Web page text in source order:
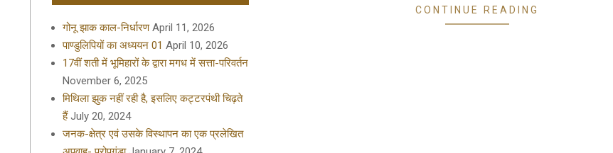
CONTINUE READING
गोनू झाक काल-निर्धारण April 11, 2026
पाण्डुलिपियों का अध्ययन 01 April 10, 2026
17वीं शती में भूमिहारों के द्वारा मगध में सत्ता-परिवर्तन
November 6, 2025
मिथिला झुक नहीं रही है, इसलिए कट्टरपंथी चिढ़ते
हैं July 20, 2024
जनक-क्षेत्र एवं उसके विस्थापन का एक प्रलेखित